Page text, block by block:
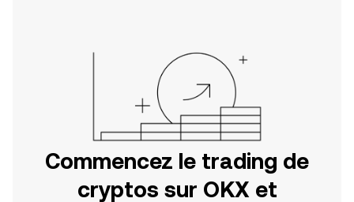
Commencez le trading de
cryptos sur OKX et